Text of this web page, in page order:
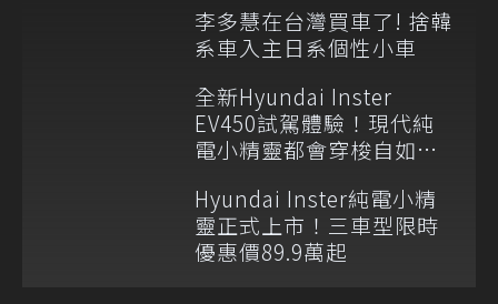
李多慧在台灣買車了! 捨韓
系車入主日系個性小車
全新Hyundai Inster
EV450試駕體驗！現代純
電小精靈都會穿梭自如展
Hyundai Inster純電小精
靈正式上市！三車型限時
優惠價89.9萬起